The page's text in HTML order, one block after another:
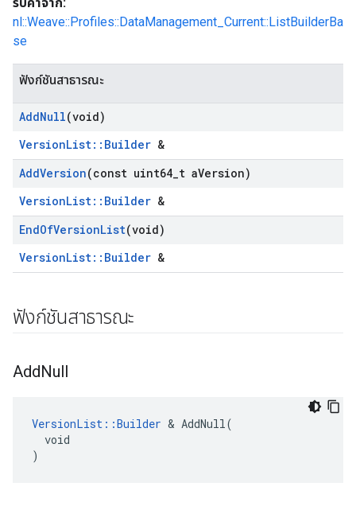
nl::Weave::Profiles::DataManagement_Current::ListBuilderBa
se
ฟังก์ชันสาธารณะ
AddNull(void)
VersionList::Builder &
AddVersion(const uint64 t aVersion)
VersionList::Builder &
EndOfVersionList(void)
VersionList::Builder &
ฟังก์ชันสาธารณะ
AddNull
VersionList::Builder & AddNull(
  void
)